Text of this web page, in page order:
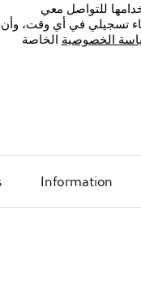
للتواصل معي
تسجيلي في أي وقت، وأن
الخصوصية الخاصة
Information